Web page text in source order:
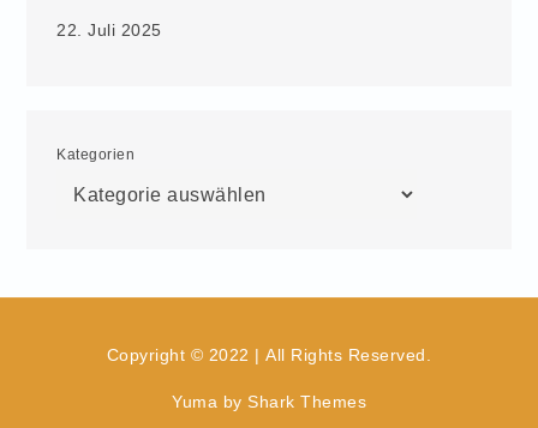
22. Juli 2025
Kategorien
Copyright © 2022 | All Rights Reserved.
Yuma by Shark Themes